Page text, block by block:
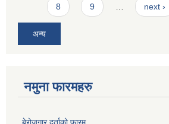
8 9 next ›
अन्य
नमुना फारमहरु